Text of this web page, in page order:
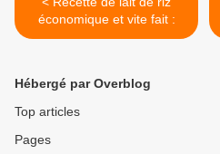
économique et vite fait :
Hébergé par Overblog
Top articles
Pages